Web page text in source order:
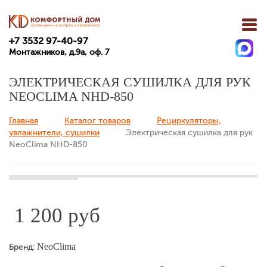
+7 3532 97-40-97
Монтажников, д.9а, оф. 7
ЭЛЕКТРИЧЕСКАЯ СУШИЛКА ДЛЯ РУК
NEOCLIMA NHD-850
Вы здесь
Главная Каталог товаров
Рециркуляторы,
увлажнители, сушилки
Электрическая сушилка для рук
NeoClima NHD-850
1 200 руб
Бренд: NeoClima